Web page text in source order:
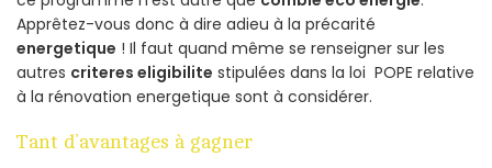
Apprêtez-vous donc à dire adieu à la précarité
energetique ! Il faut quand même se renseigner sur les
autres criteres eligibilite stipulées dans la loi POPE relative
à la rénovation energetique sont à considérer.
Tant d’avantages à gagner